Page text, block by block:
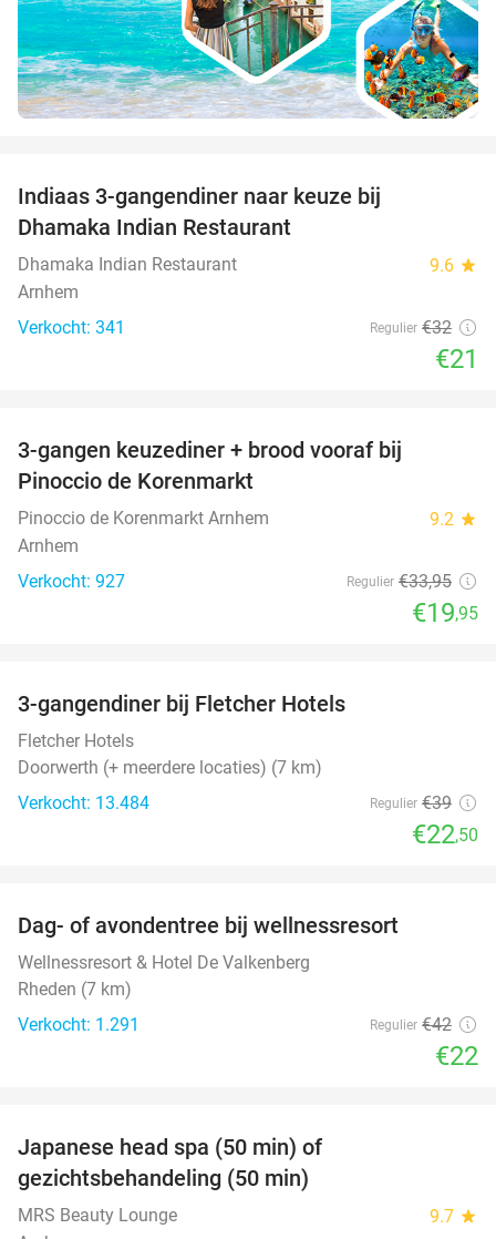
Indiaas 3-gangendiner naar keuze bij
Dhamaka Indian Restaurant
Dhamaka Indian Restaurant 9.6 star
Arnhem
Verkocht: 341
Regulier €32
€21
3-gangen keuzediner + brood vooraf bij
Pinoccio de Korenmarkt
Pinoccio de Korenmarkt Arnhem 9.2 star
Arnhem
Verkocht: 927
Regulier €33,95
€19,95
3-gangendiner bij Fletcher Hotels
Fletcher Hotels
Doorwerth (+ meerdere locaties) (7 km)
Verkocht: 13.484
Regulier €39
€22,50
Dag- of avondentree bij wellnessresort
Wellnessresort & Hotel De Valkenberg
Rheden (7 km)
Verkocht: 1.291
Regulier €42
€22
Japanese head spa (50 min) of
gezichtsbehandeling (50 min)
MRS Beauty Lounge 9.7 star